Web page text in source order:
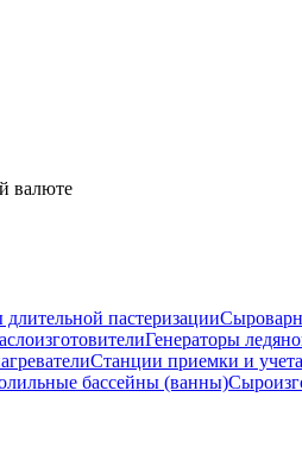
валюте
пастеризации
Генераторы
Станции приемки и
бассейны (ванны)